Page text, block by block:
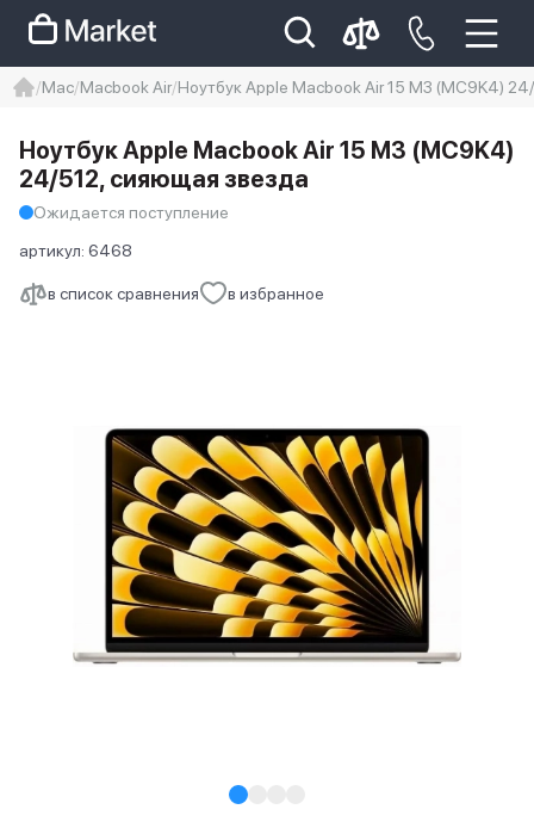
Iphone 14 pro max
айфон 14
Mac Macbook Air Ноутбук Apple Macbook Air 15 M3 (MC9K4)
в список сравнения в избранное
Ноутбук Apple Macbook Air 15 M3 (MC9K4)
24/512, сияющая звезда
Ожидается поступление
артикул: 6468